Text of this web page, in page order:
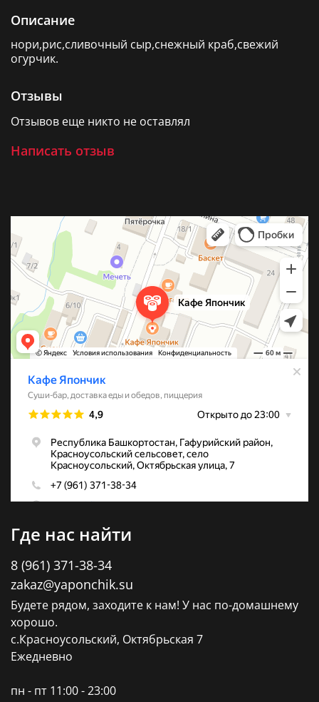
Описание
нори,рис,сливочный сыр,снежный краб,свежий
огурчик.
Отзывы
Отзывов еще никто не оставлял
Написать отзыв
Где нас найти
8 (961) 371-38-34
zakaz@yaponchik.su
Будете рядом, заходите к нам! У нас по-домашнему
хорошо.
с.Красноусольский, Октябрьская 7
Ежедневно
пн - пт 11:00 - 23:00